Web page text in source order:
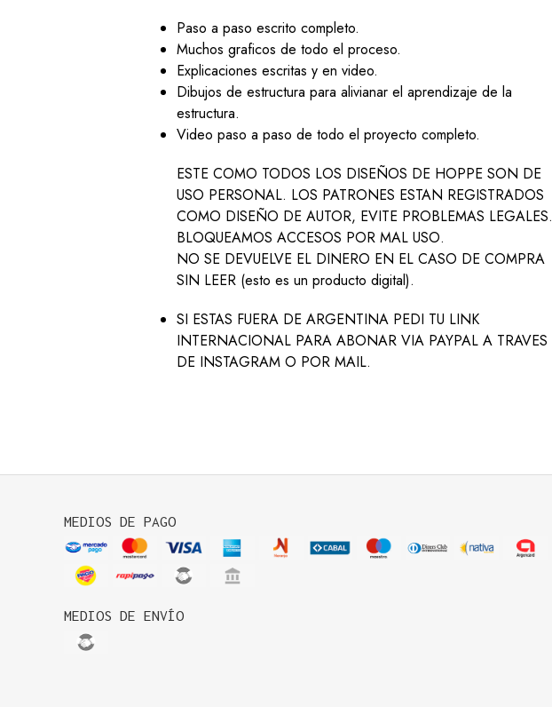
Paso a paso escrito completo.
Muchos graficos de todo el proceso.
Explicaciones escritas y en video.
Dibujos de estructura para alivianar el aprendizaje de la
estructura.
Video paso a paso de todo el proyecto completo.
ESTE COMO TODOS LOS DISEÑOS DE HOPPE SON DE
USO PERSONAL. LOS PATRONES ESTAN REGISTRADOS
COMO DISEÑO DE AUTOR, EVITE PROBLEMAS LEGALES.
BLOQUEAMOS ACCESOS POR MAL USO.
NO SE DEVUELVE EL DINERO EN EL CASO DE COMPRA
SIN LEER (esto es un producto digital).
SI ESTAS FUERA DE ARGENTINA PEDI TU LINK
INTERNACIONAL PARA ABONAR VIA PAYPAL A TRAVES
DE INSTAGRAM O POR MAIL.
MEDIOS DE PAGO
MEDIOS DE ENVÍO